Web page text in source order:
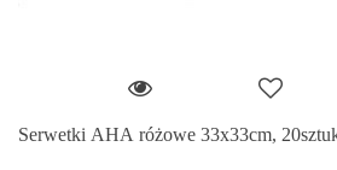
Serwetki AHA różowe 33x33cm,